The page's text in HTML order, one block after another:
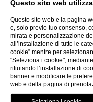
FAQ CONTATTI
Questo sito web
Questo sito web e la pagina
e, solo previo tuo consenso,
mirata e personalizzazione
all’installazione di tutte le
cookie” mentre per
"Seleziona i cookie";
rifiutando l’installazione di
banner e modificare le
web e della pagina di